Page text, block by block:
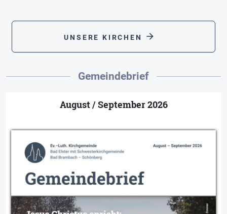
UNSERE KIRCHEN arrow_forward
Gemeindebrief
August / September 2026